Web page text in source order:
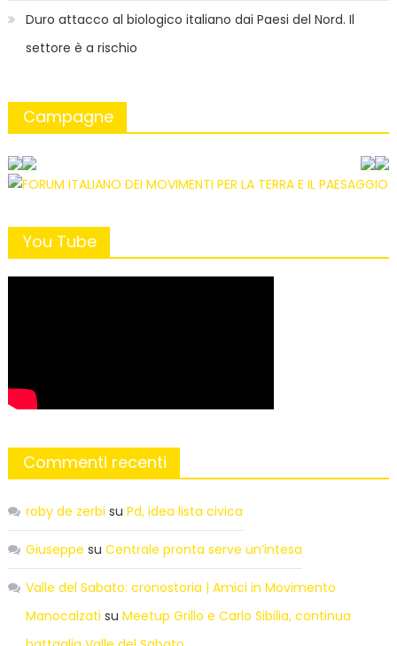
Duro attacco al biologico italiano dai Paesi del Nord. Il
settore è a rischio
Campagne
You Tube
Commenti recenti
roby de zerbi su Pd, idea lista civica
Giuseppe su Centrale pronta serve un’intesa
Valle del Sabato: cronostoria | Amici in Movimento
Manocalzati su Meetup Grillo e Carlo Sibilia, continua